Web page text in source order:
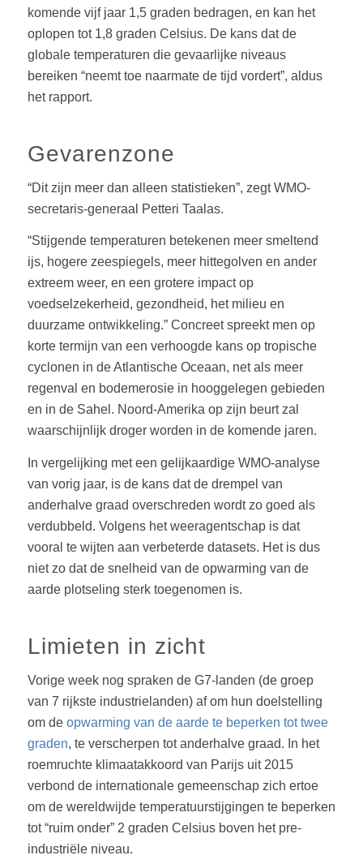
komende vijf jaar 1,5 graden bedragen, en kan het
oplopen tot 1,8 graden Celsius. De kans dat de
globale temperaturen die gevaarlijke niveaus
bereiken “neemt toe naarmate de tijd vordert”, aldus
het rapport.
Gevarenzone
“Dit zijn meer dan alleen statistieken”, zegt WMO-
secretaris-generaal Petteri Taalas.
“Stijgende temperaturen betekenen meer smeltend
ijs, hogere zeespiegels, meer hittegolven en ander
extreem weer, en een grotere impact op
voedselzekerheid, gezondheid, het milieu en
duurzame ontwikkeling.” Concreet spreekt men op
korte termijn van een verhoogde kans op tropische
cyclonen in de Atlantische Oceaan, net als meer
regenval en bodemerosie in hooggelegen gebieden
en in de Sahel. Noord-Amerika op zijn beurt zal
waarschijnlijk droger worden in de komende jaren.
In vergelijking met een gelijkaardige WMO-analyse
van vorig jaar, is de kans dat de drempel van
anderhalve graad overschreden wordt zo goed als
verdubbeld. Volgens het weeragentschap is dat
vooral te wijten aan verbeterde datasets. Het is dus
niet zo dat de snelheid van de opwarming van de
aarde plotseling sterk toegenomen is.
Limieten in zicht
Vorige week nog spraken de G7-landen (de groep
van 7 rijkste industrielanden) af om hun doelstelling
om de opwarming van de aarde te beperken tot twee
graden, te verscherpen tot anderhalve graad. In het
roemruchte klimaatakkoord van Parijs uit 2015
verbond de internationale gemeenschap zich ertoe
om de wereldwijde temperatuurstijgingen te beperken
tot “ruim onder” 2 graden Celsius boven het pre-
industriële niveau.